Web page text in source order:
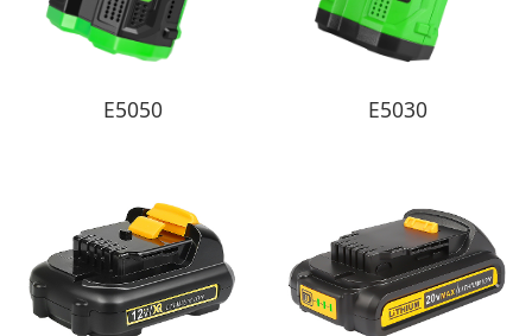
E5050 E5030